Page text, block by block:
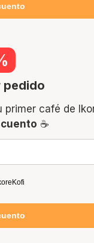
pedido
primer café de
☕